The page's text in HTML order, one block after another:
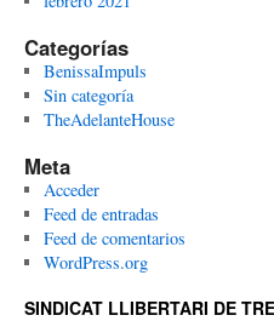
Categorías
BenissaImpuls
Sin categoría
TheAdelanteHouse
Meta
Acceder
Feed de entradas
Feed de comentarios
WordPress.org
SINDICAT LLIBERTARI DE